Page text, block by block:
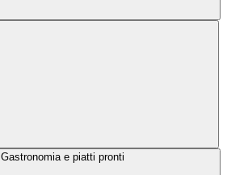
Gastronomia e piatti pronti